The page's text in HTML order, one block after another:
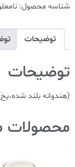
شناسه محصول:
توضیحات
توضیحات
(هندوانه بلند
محصولات